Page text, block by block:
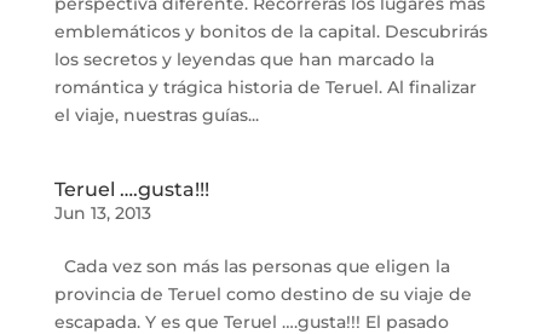
emblemáticos y bonitos de la capital. Descubrirás
los secretos y leyendas que han marcado la
romántica y trágica historia de Teruel. Al finalizar
el viaje, nuestras guías...
Teruel ….gusta!!!
Jun 13, 2013
Cada vez son más las personas que eligen la
provincia de Teruel como destino de su viaje de
escapada. Y es que Teruel ….gusta!!! El pasado